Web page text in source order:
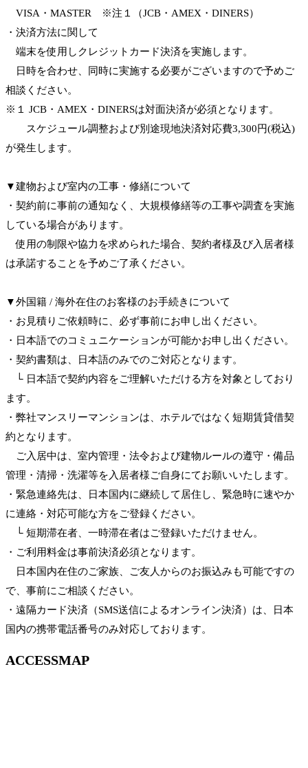
VISA・MASTER ※注１（JCB・AMEX・DINERS）
・決済方法に関して
端末を使用しクレジットカード決済を実施します。
日時を合わせ、同時に実施する必要がございますので予めご
相談ください。
※１ JCB・AMEX・DINERSは対面決済が必須となります。
スケジュール調整および別途現地決済対応費3,300円(税込)
が発生します。
▼建物および室内の工事・修繕について
・契約前に事前の通知なく、大規模修繕等の工事や調査を実施
している場合があります。
使用の制限や協力を求められた場合、契約者様及び入居者様
は承諾することを予めご了承ください。
▼外国籍 / 海外在住のお客様のお手続きについて
・お見積りご依頼時に、必ず事前にお申し出ください。
・日本語でのコミュニケーションが可能かお申し出ください。
・契約書類は、日本語のみでのご対応となります。
└ 日本語で契約内容をご理解いただける方を対象としており
ます。
・弊社マンスリーマンションは、ホテルではなく短期賃貸借契
約となります。
ご入居中は、室内管理・法令および建物ルールの遵守・備品
管理・清掃・洗濯等を入居者様ご自身にてお願いいたします。
・緊急連絡先は、日本国内に継続して居住し、緊急時に速やか
に連絡・対応可能な方をご登録ください。
└ 短期滞在者、一時滞在者はご登録いただけません。
・ご利用料金は事前決済必須となります。
日本国内在住のご家族、ご友人からのお振込みも可能ですの
で、事前にご相談ください。
・遠隔カード決済（SMS送信によるオンライン決済）は、日本
国内の携帯電話番号のみ対応しております。
ACCESSMAP